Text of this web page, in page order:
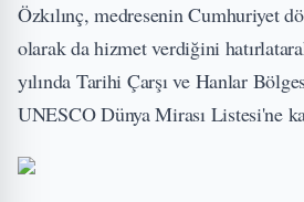
Özkılınç, medresenin Cumhuriyet
olarak da hizmet verdiğini
yılında Tarihi Çarşı ve Hanlar
UNESCO Dünya Mirası Listesi'ne